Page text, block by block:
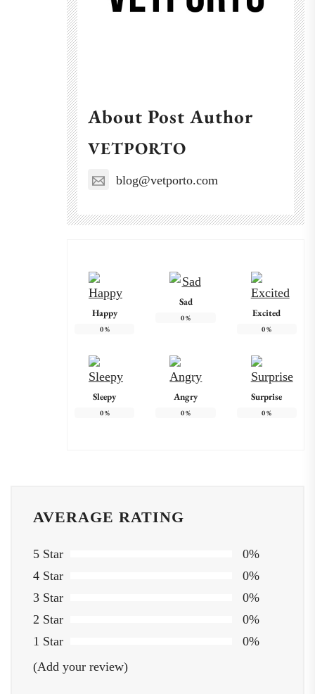
About Post Author
VETPORTO
blog@vetporto.com
Happy
0%
Sad
0% Excited
0%
Sleepy
0%
Angry
0%
Surprise
0%
AVERAGE RATING
5 Star
0%
4 Star
0%
3 Star
0%
2 Star
0%
1 Star
0%
(Add your review)